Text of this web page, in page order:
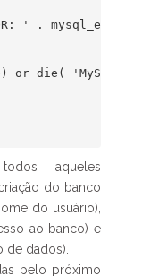
' . mysql_error());
or die( 'MySQL
aqueles
do banco
do usuário),
ao banco) e
de dados).
pelo próximo